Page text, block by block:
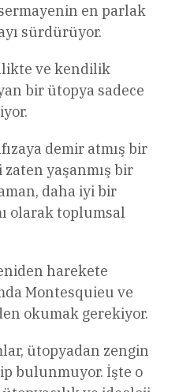
en parlak
sürdürüyor.
ve kendilik
bir ütopya sadece
demir atmış bir
yaşanmış bir
daha iyi bir
olarak toplumsal
harekete
Montesquieu ve
okumak gerekiyor.
ütopyadan zengin
bulunmuyor. İşte o